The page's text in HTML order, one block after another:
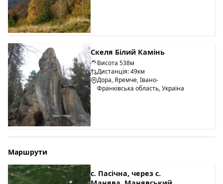
Скеля Білий Камінь
Висота 538м
Дистанція: 49км
Дора, Яремче, Івано-
Франківська область, Україна
Маршрути
с. Пасічна, через с.